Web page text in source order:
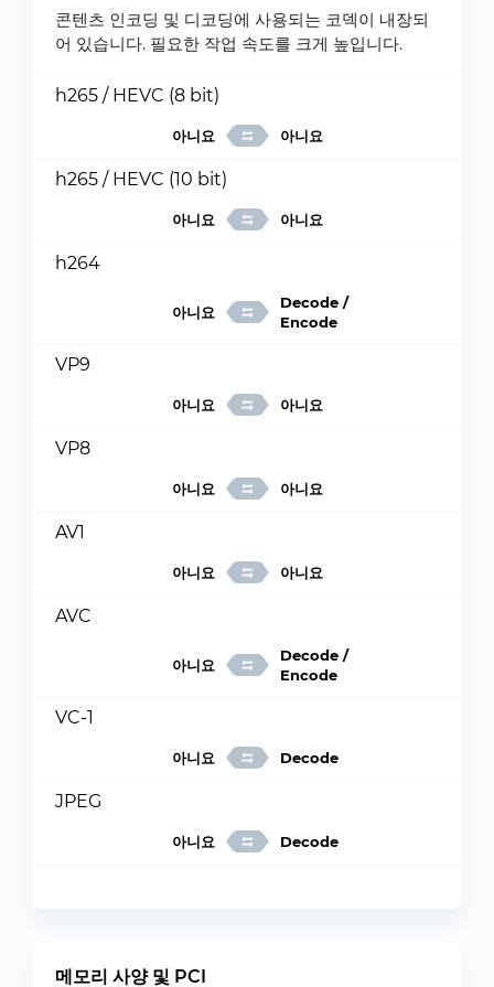
콘텐츠 인코딩 및 디코딩에 사용되는 코덱이 내장되
어 있습니다. 필요한 작업 속도를 크게 높입니다.
h265 / HEVC (8 bit)
아니요 아니요
h265 / HEVC (10 bit)
아니요 아니요
h264
아니요
Decode /
Encode
VP9
아니요 아니요
VP8
아니요 아니요
AV1
아니요 아니요
AVC
아니요
Decode /
Encode
VC-1
아니요 Decode
JPEG
아니요 Decode
메모리 사양 및 PCI